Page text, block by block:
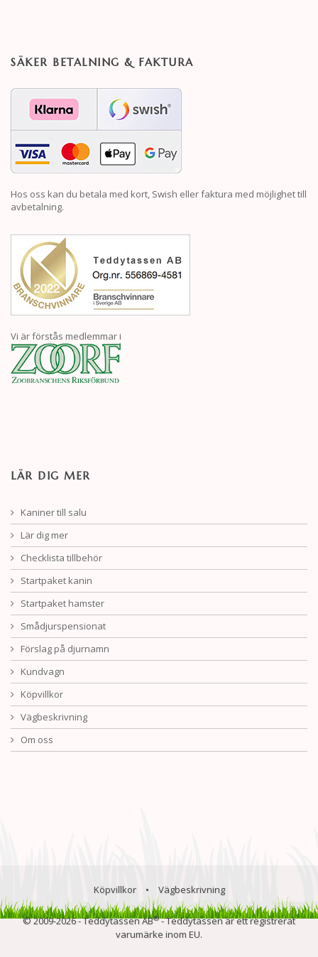
SÄKER BETALNING & FAKTURA
Hos oss kan du betala med kort, Swish eller faktura med möjlighet till
avbetalning.
Vi är förstås medlemmar i
LÄR DIG MER
Kaniner till salu
Lär dig mer
Checklista tillbehör
Startpaket kanin
Startpaket hamster
Smådjurspensionat
Förslag på djurnamn
Kundvagn
Köpvillkor
Vägbeskrivning
Om oss
Köpvillkor • Vägbeskrivning
© 2009-2026 - Teddytassen AB®- Teddytassen är ett registrerat
varumärke inom EU.